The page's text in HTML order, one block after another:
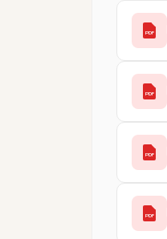
PDF
PDF
PDF
PDF